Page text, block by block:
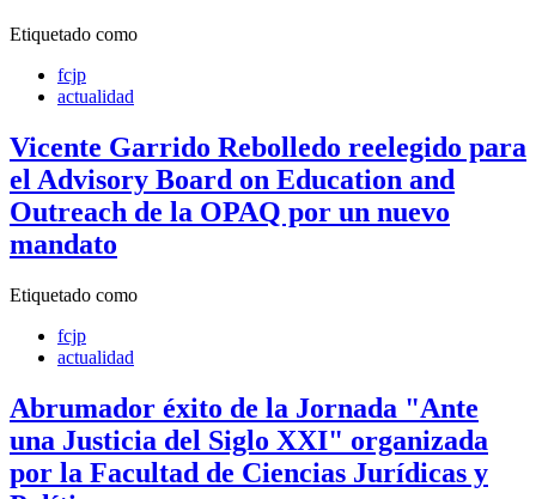
Etiquetado como
fcjp
actualidad
Vicente Garrido Rebolledo reelegido para
el Advisory Board on Education and
Outreach de la OPAQ por un nuevo
mandato
Etiquetado como
fcjp
actualidad
Abrumador éxito de la Jornada "Ante
una Justicia del Siglo XXI" organizada
por la Facultad de Ciencias Jurídicas y